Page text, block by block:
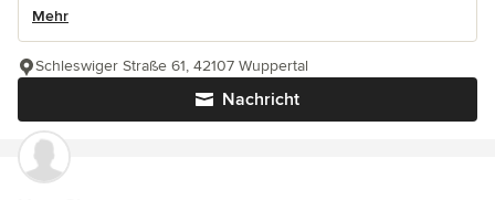
Mehr
Nachricht
Schleswiger Straße 61, 42107 Wuppertal